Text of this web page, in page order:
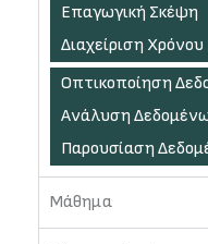
Επαγωγική Σκέψη
Διαχείριση Χρόνου
Οπτικοποίηση
Ανάλυση
Παρουσίαση
Μάθημα